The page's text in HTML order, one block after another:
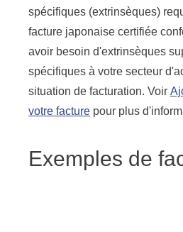
spécifiques (extrinsèques)
facture japonaise certifiée
avoir besoin d'extrinsèques
spécifiques à votre secteur
situation de facturation. Voir
votre facture pour plus
Exemples de